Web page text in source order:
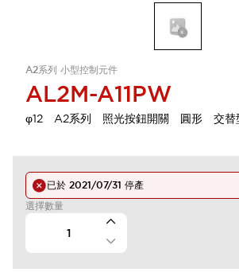
A2系列 小型控制元件
AL2M-A11PW
φ12 A2系列 照光按鈕開關 圓形 交替
已於 2021/07/31 停產
選擇數量